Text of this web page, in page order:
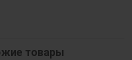
товары